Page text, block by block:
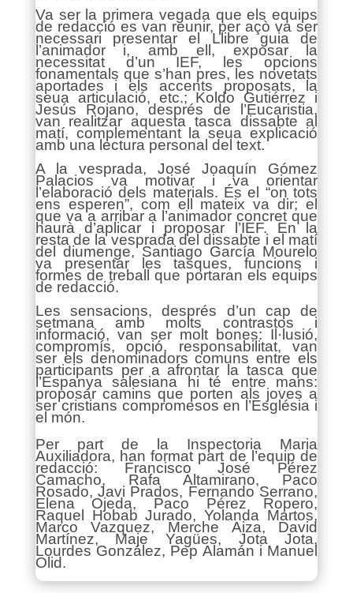
Va ser la primera vegada que els equips
de redacció es van reunir, per açò va ser
necessari presentar el Llibre guia de
l’animador i, amb ell, exposar la
necessitat d’un IEF, les opcions
fonamentals que s’han pres, les novetats
aportades i els accents proposats, la
seua articulació, etc.; Koldo Gutiérrez i
Jesús Rojano, després de l’Eucaristia,
van realitzar aquesta tasca dissabte al
matí, complementant la seua explicació
amb una lectura personal del text.
A la vesprada, José Joaquín Gómez
Palacios va motivar i va orientar
l’elaboració dels materials. És el “on tots
ens esperen”, com ell mateix va dir; el
que va a arribar a l’animador concret que
haurà d’aplicar i proposar l’IEF. En la
resta de la vesprada del dissabte i el matí
del diumenge, Santiago García Mourelo
va presentar les tasques, funcions i
formes de treball que portaran els equips
de redacció.
Les sensacions, després d’un cap de
setmana amb molts contrastos i
informació, van ser molt bones: Il·lusió,
compromís, opció, responsabilitat, van
ser els denominadors comuns entre els
participants per a afrontar la tasca que
l’Espanya salesiana hi té entre mans:
proposar camins que porten als joves a
ser cristians compromesos en l’Església i
el món.
Per part de la Inspectoria Maria
Auxiliadora, han format part de l’equip de
redacció: Francisco José Pérez
Camacho, Rafa Altamirano, Paco
Rosado, Javi Prados, Fernando Serrano,
Elena Ojeda, Paco Pérez Ropero,
Raquel Hobab Jurado, Yolanda Martos,
Marco Vazquez, Merche Aiza, David
Martínez, Maje Yagües, Jota Jota,
Lourdes González, Pep Alamán i Manuel
Olid.